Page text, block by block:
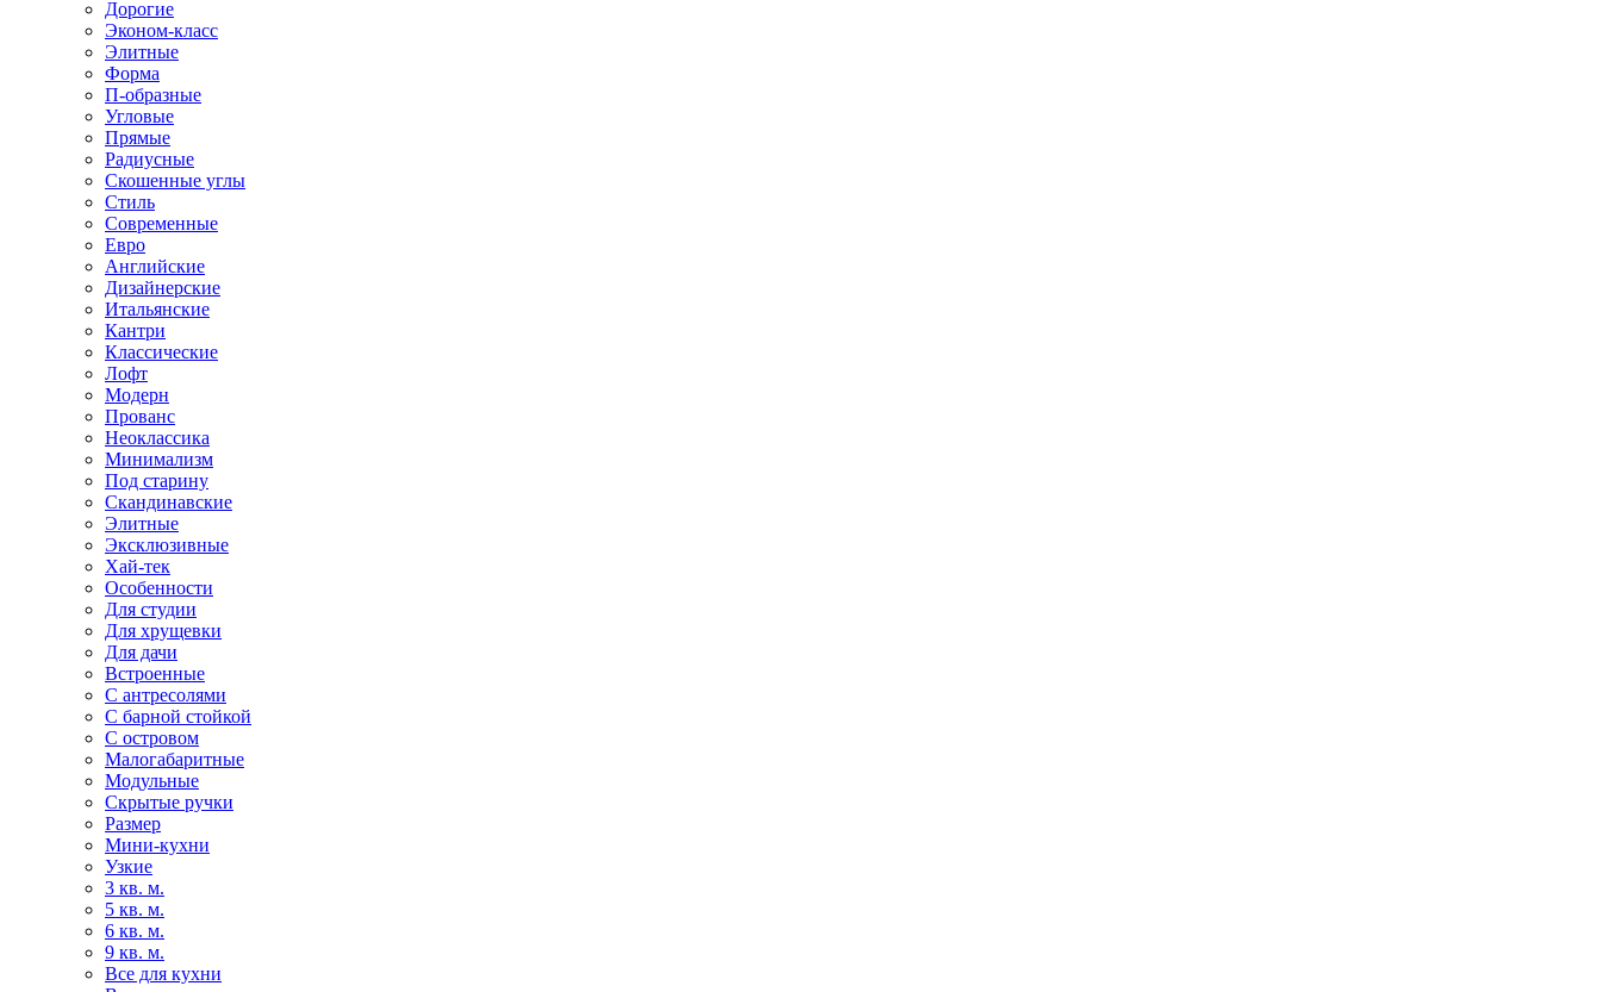
Дорогие
Эконом-класс
Элитные
Форма
П-образные
Угловые
Прямые
Радиусные
Скошенные углы
Стиль
Современные
Евро
Английские
Дизайнерские
Итальянские
Кантри
Классические
Лофт
Модерн
Прованс
Неоклассика
Минимализм
Под старину
Скандинавские
Элитные
Эксклюзивные
Хай-тек
Особенности
Для студии
Для хрущевки
Для дачи
Встроенные
С антресолями
С барной стойкой
С островом
Малогабаритные
Модульные
Скрытые ручки
Размер
Мини-кухни
Узкие
3 кв. м.
5 кв. м.
6 кв. м.
9 кв. м.
Все для кухни